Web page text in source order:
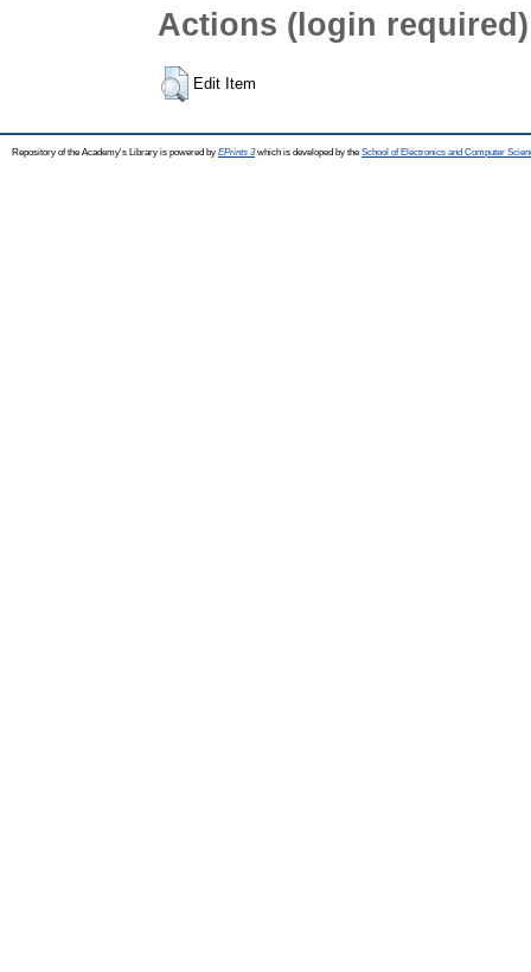
Actions (login required)
Edit Item
Repository of the Academy's Library is powered by EPrints 3which is developed by the School of Electronics and Computer